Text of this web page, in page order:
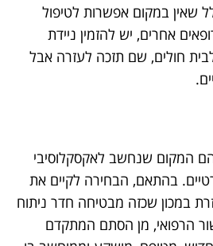
שאין במקום אפשרות לטיפול
אחרים, יש להזמין ניידת
חולים, שם תזכה לעזרה אבל
הם המקום שנחשב לאקסקלוסיבי
בהתאם, הבחירה לקיים את
במכון שכזה מבטיחה חדר ניתוח
הרפואי, מן הסתם המתקדם